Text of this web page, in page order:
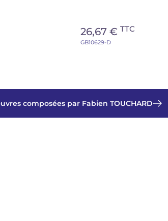
26,67 € TTC
GB10629-D
composées par Fabien TOUCHARD